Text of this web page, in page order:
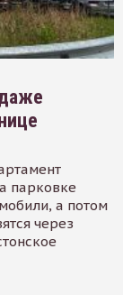
парковке
а потом
через